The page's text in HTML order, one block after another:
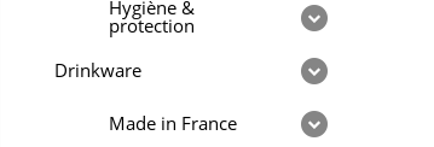
Hygiène &
protection
Drinkware
Made in France